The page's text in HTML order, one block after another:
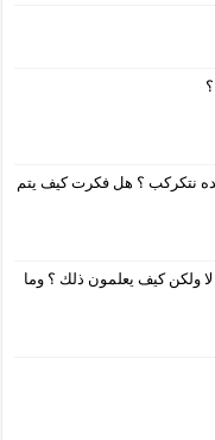
نتكركب ؟ هل فكرت كيف يتم
ولكن كيف يعلمون ذلك ؟ وما